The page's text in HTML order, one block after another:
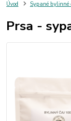
Úvod Sypané bylinné
Prsa -